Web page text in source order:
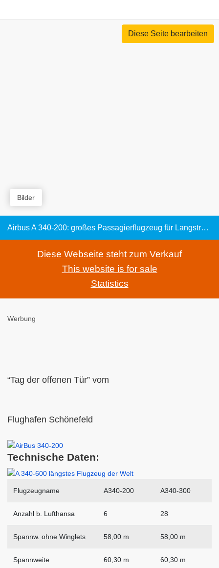
Diese Seite bearbeiten
Bilder
Airbus A 340-200: großes Passagierflugzeug für Langstreckenflüge
Diese Webseite steht zum Verkauf
This website is for sale
Statistics
Werbung
“Tag der offenen Tür” vom
Flughafen Schönefeld
Technische Daten:
Flugzeugname A340-200 A340-300
Anzahl b. Lufthansa 6 28
Spannw. ohne Winglets 58,00 m 58,00 m
Spannweite 60,30 m 60,30 m